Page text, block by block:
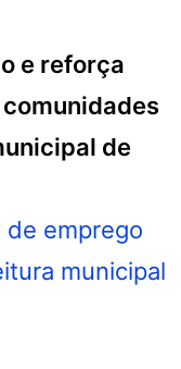
e reforça
de